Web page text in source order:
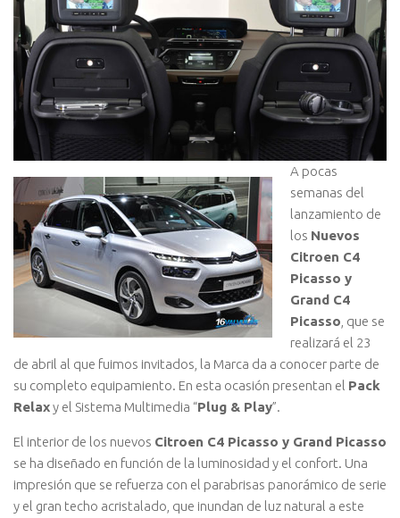
A pocas
semanas del
lanzamiento de
los Nuevos
Citroen C4
Picasso y
Grand C4
Picasso , que se
realizará el 23
de abril al que fuimos invitados, la Marca da a conocer parte de
su completo equipamiento. En esta ocasión presentan el Pack
Relaxy el Sistema Multimedia “Plug & Play”.
El interior de los nuevos Citroen C4 Picasso y Grand Picasso
se ha diseñado en función de la luminosidad y el confort. Una
impresión que se refuerza con el parabrisas panorámico de serie
y el gran techo acristalado, que inundan de luz natural a este